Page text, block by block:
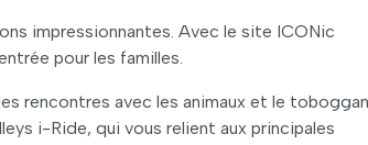
impressionnantes. Avec le site ICONic
pour les familles.
rencontres avec les animaux et le toboggan
i-Ride, qui vous relient aux principales